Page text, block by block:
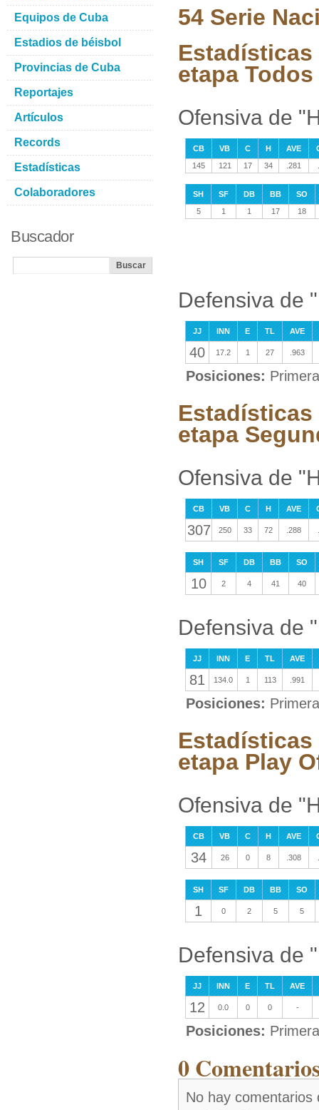
54 Serie
Estadísticas
etapa
Ofensiva de
CB VB C H AVE
145
121 17 34 .281
SH SF DB BB
SO
5
1 1 17 18
Defensiva de
JJ INN E TL AVE
40 17.2 1 27 .963
Posiciones:
Estadísticas
etapa
Ofensiva de
CB VB C H AVE
307 250 33 72 .288
SH SF DB BB SO
10 2 4 41 40
Defensiva de
JJ INN E TL AVE
81 134.0 1 113 .991
Posiciones:
Estadísticas
etapa Play
Ofensiva de
CB VB C H AVE
34 26 0 8 .308
SH SF DB BB SO
1 0 2 5 5
Defensiva de
JJ INN E TL AVE
12 0.0 0 0 -
Posiciones:
0
No hay
Equipos de Cuba
Estadios de béisbol
Provincias de Cuba
Reportajes
Artículos
Records
Estadísticas
Colaboradores
Buscador